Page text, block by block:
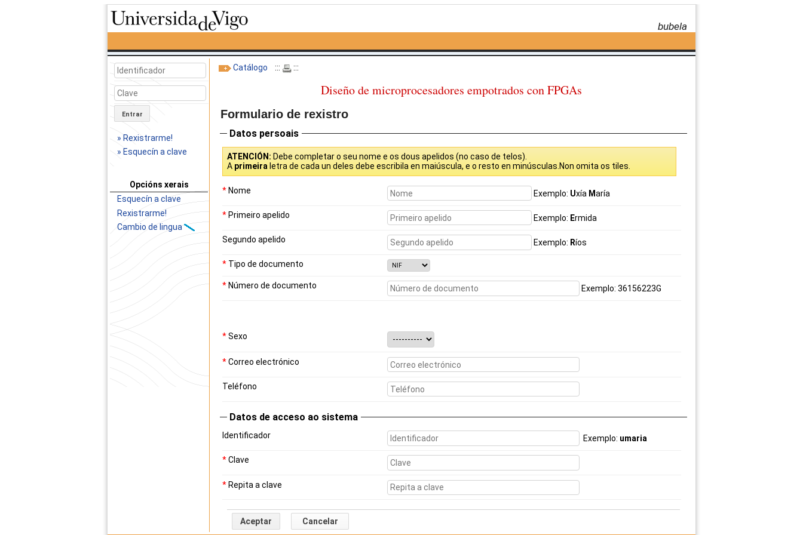
bubela
Entrar
» Rexistrarme!
» Esquecín a clave
Opcións xerais
Esquecín a clave
Rexistrarme!
Cambio de lingua
Catálogo ::: :::
Diseño de microprocesadores empotrados con FPGAs
Formulario de rexistro
Datos persoais
ATENCIÓN: Debe completar o seu nome e os dous apelidos (no caso de telos).
A primeira letra de cada un deles debe escribila en maiúscula, e o resto en minúsculas.Non omita os tiles.
*Nome Exemplo: Uxía María
*Primeiro apelido Exemplo: Ermida
Segundo apelido Exemplo: Ríos
*Tipo de documento
*Número de documento Exemplo: 36156223G
*Sexo
*Correo electrónico
Teléfono
Datos de acceso ao sistema
Identificador Exemplo: umaria
*Clave
*Repita a clave
Aceptar Cancelar